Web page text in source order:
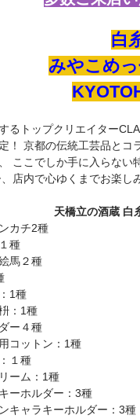
白
みやこめっ
るトップクリエイター
！ 京都の伝統⼯芸品と
ここでしか⼿に⼊らない
、店内で⼼ゆくまでお楽し
天橋⽴の酒蔵 ⽩
カチ2種
種
⾺２種
1種
：1種
ー４種
コットン：1種
１種
ーム：1種
ーホルダー：3種
キャラキーホルダー：3種